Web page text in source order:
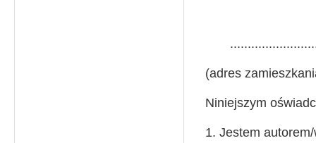
(adres
Niniejszym
1. Jestem autorem/